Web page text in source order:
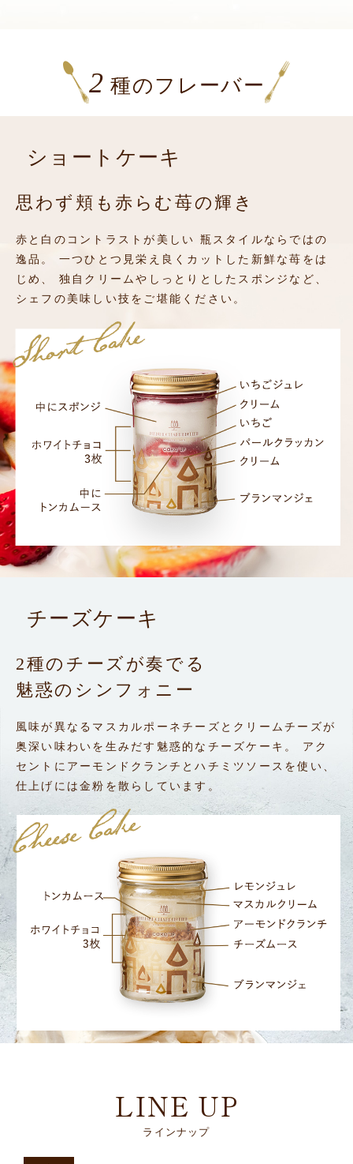
2 種のフレーバー
ショートケーキ
思わず頬も赤らむ苺の輝き
赤と白のコントラストが美しい 瓶スタイルならではの
逸品。
一つひとつ見栄え良くカットした新鮮な苺をは
じめ、
独自クリームやしっとりとしたスポンジなど、
シェフの美味しい技をご堪能ください。
チーズケーキ
2種のチーズが奏でる
魅惑のシンフォニー
風味が異なるマスカルポーネチーズとクリームチーズが
奥深い味わいを生みだす魅惑的なチーズケーキ。
アク
セントにアーモンドクランチとハチミツソースを使い、
仕上げには金粉を散らしています。
LINE UP
ラインナップ